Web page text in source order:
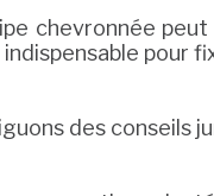
chevronnée
indispensable pour
des conseils